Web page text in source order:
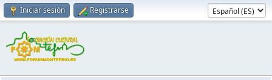
Iniciar sesión Registrarse